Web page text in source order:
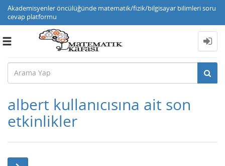
Akademisyenler öncülüğünde matematik/fizik/bilgisayar bilimleri soru
cevap platformu
Toggle
albert kullanıcısına ait son
etkinlikler